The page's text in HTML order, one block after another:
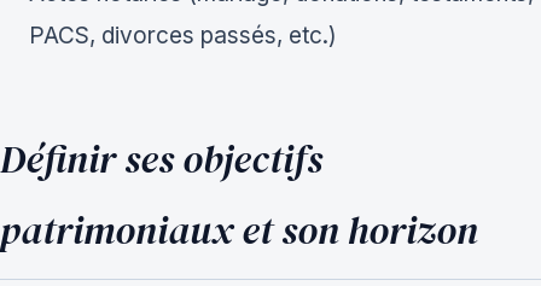
PACS, divorces passés, etc.)
Définir ses objectifs
patrimoniaux et son horizon